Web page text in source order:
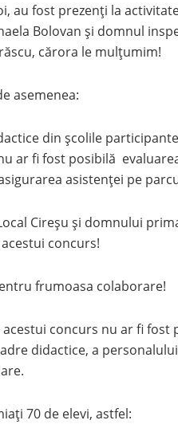
au fost prezenți la
Bolovan și domnul
cărora le mulțumim!
asemenea:
din școlile
ar fi fost posibilă
asistenței pe
Cireșu și domnului
concurs!
frumoasa colaborare!
acestui concurs nu ar fi
didactice, a
70 de elevi, astfel: